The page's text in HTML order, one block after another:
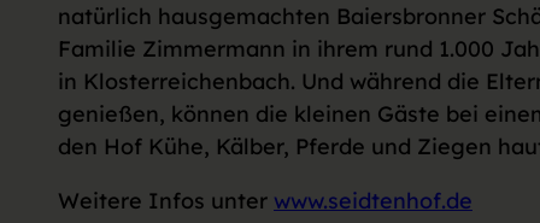
natürlich hausgemachten Baiersbronner
Familie Zimmermann in ihrem rund 1.000
in Klosterreichenbach. Und während die
genießen, können die kleinen Gäste bei
den Hof Kühe, Kälber, Pferde und Ziegen
Weitere Infos unter www.seidtenhof.de